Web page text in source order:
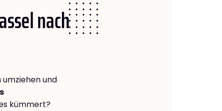
nach
umziehen und
kümmert?